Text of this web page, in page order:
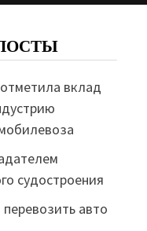
вклад
судостроения
авто